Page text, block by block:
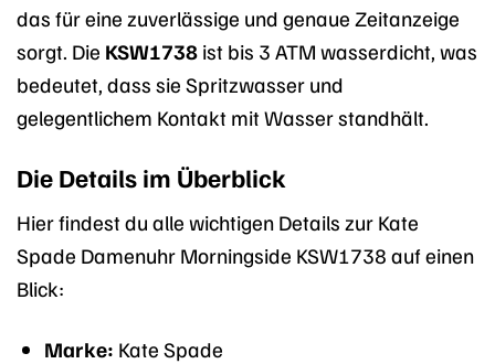
das für eine zuverlässige und genaue Zeitanzeige
sorgt. Die KSW1738 ist bis 3 ATM wasserdicht, was
bedeutet, dass sie Spritzwasser und
gelegentlichem Kontakt mit Wasser standhält.
Die Details im Überblick
Hier findest du alle wichtigen Details zur Kate
Spade Damenuhr Morningside KSW1738 auf einen
Blick:
Marke: Kate Spade